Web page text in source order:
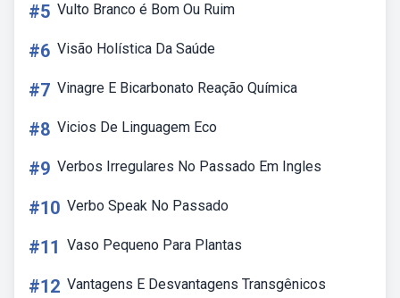
#5 Vulto Branco é Bom Ou Ruim
#6 Visão Holística Da Saúde
#7 Vinagre E Bicarbonato Reação Química
#8 Vicios De Linguagem Eco
#9 Verbos Irregulares No Passado Em Ingles
#10 Verbo Speak No Passado
#11 Vaso Pequeno Para Plantas
#12 Vantagens E Desvantagens Transgênicos